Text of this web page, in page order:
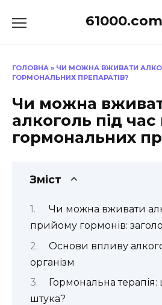
до
ГОЛОВНА » ЧИ МОЖНА ВЖИВАТИ
ГОРМОНАЛЬНИХ ПРЕПАРАТІВ?
Чи можна
алкоголь під
гормональних
Зміст
Чи можна вживати
прийому гормонів:
Основи впливу
організм
Гормональна терапія:
штука?